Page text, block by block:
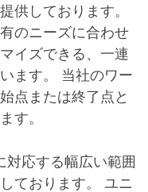
供しております。
のニーズに合わせ
イズできる、一連
ます。 当社のワー
点または終了点と
す。
対応する幅広い範囲
ております。 ユニ